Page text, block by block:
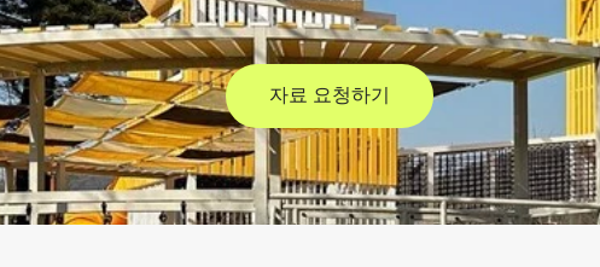
자료 요청하기